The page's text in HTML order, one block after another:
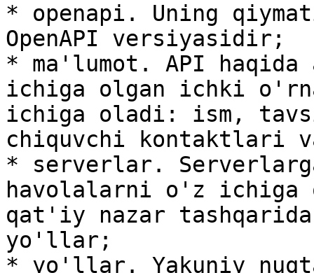
* openapi. Uning
OpenAPI versiyasidir;
* ma'lumot. API
ichiga olgan ichki
ichiga oladi: ism,
chiquvchi kontaktlari
* serverlar.
havolalarni o'z ichiga
qat'iy nazar
yo'llar;
* yo'llar. Yakuniy